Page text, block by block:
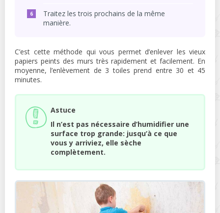
Traitez les trois prochains de la même
manière.
C’est cette méthode qui vous permet d’enlever les vieux
papiers peints des murs très rapidement et facilement. En
moyenne, l’enlèvement de 3 toiles prend entre 30 et 45
minutes.
Astuce
Il n’est pas nécessaire d’humidifier une
surface trop grande: jusqu’à ce que
vous y arriviez, elle sèche
complètement.